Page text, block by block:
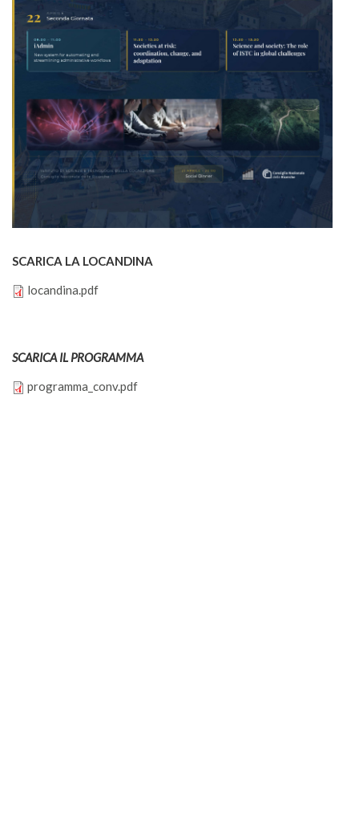
SCARICA LA LOCANDINA
locandina.pdf
locandina.pdf
SCARICA IL PROGRAMMA
programma_conv.pdf
programma_conv.pdf